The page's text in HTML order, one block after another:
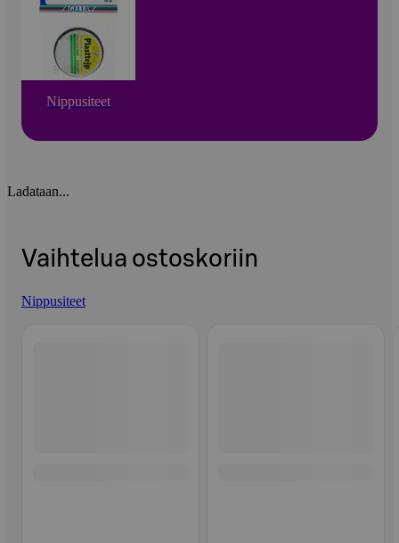
Nippusiteet
Ladataan...
Vaihtelua ostoskoriin
Nippusiteet